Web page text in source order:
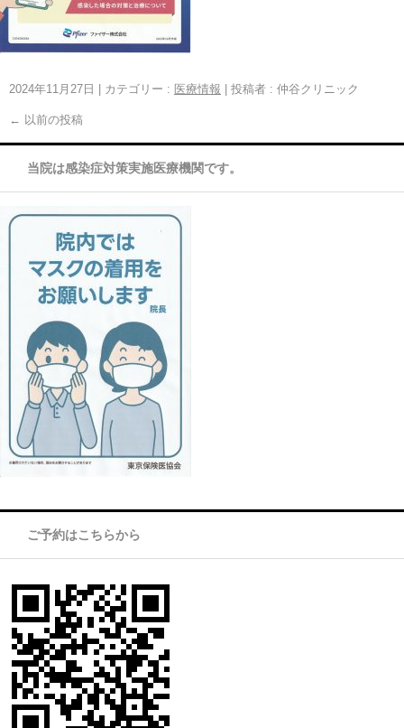
2024年11月27日 カテゴリー : 医療情報 投稿者 : 仲谷クリニック
← 以前の投稿
当院は感染症対策実施医療機関です。
ご予約はこちらから